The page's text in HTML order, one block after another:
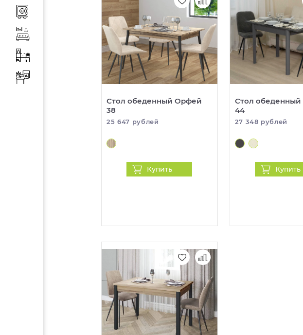
Стол обеденный Орфей
38
25 647 рублей
Купить
Стол
44
27 348 рублей
Купить